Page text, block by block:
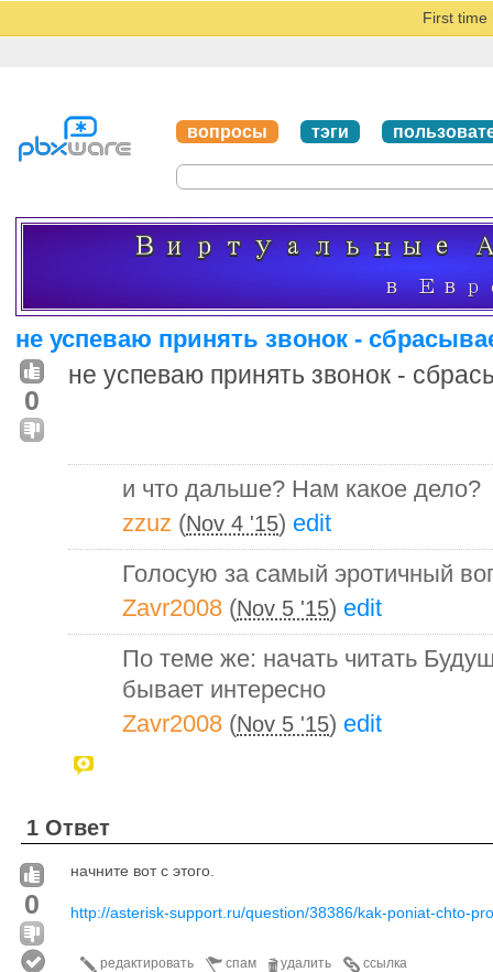
First time
вопросы тэги
не успеваю принять звонок -
0
не успеваю принять звонок -
и что дальше? Нам какое дело?
zzuz (Nov 4 '15) edit
Голосую за самый эротичный
Zavr2008 (Nov 5 '15) edit
По теме же: начать читать
бывает интересно
Zavr2008 (Nov 5 '15) edit
1 Ответ
0
начните вот с этого.
http://asterisk-support.ru/question/38386/kak-poniat-chto-
ссылка
удалить
спам
редактировать